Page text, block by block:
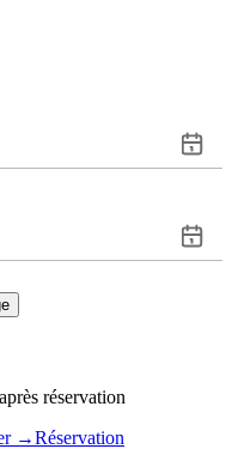
réservation
→Réservation